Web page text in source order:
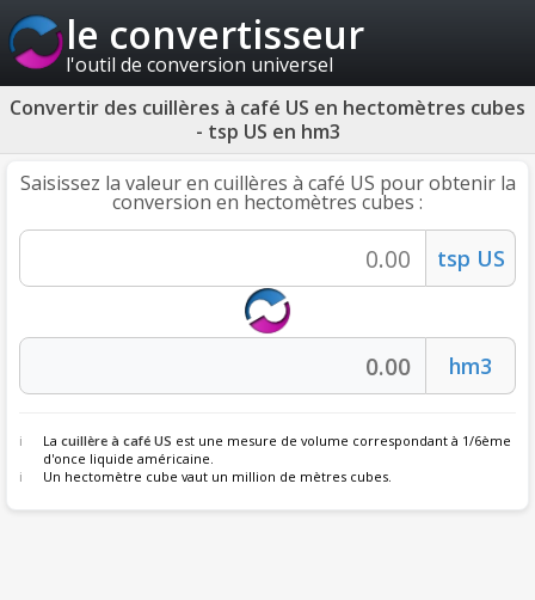
le convertisseur
l'outil de conversion universel
Convertir des cuillères à café US en hectomètres cubes
- tsp US en hm3
Saisissez la valeur en cuillères à café US pour obtenir la
conversion en hectomètres cubes :
La cuillère à café US est une mesure de volume correspondant à 1/6ème
d'once liquide américaine.
Un hectomètre cube vaut un million de mètres cubes.